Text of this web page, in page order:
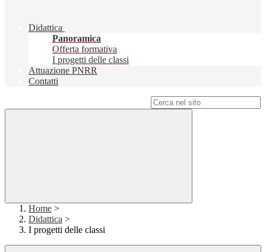
Didattica
Panoramica
Offerta formativa
I progetti delle classi
Attuazione PNRR
Contatti
Home >
Didattica >
I progetti delle classi